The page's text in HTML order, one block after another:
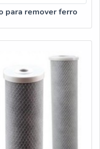
para remover ferro